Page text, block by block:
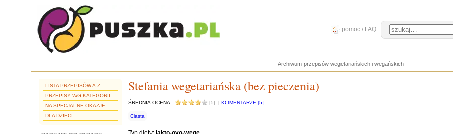
pomoc / FAQ
Archiwum przepisów wegetariańskich i wegańskich
LISTA PRZEPISÓW A-Z
PRZEPISY WG KATEGORII
NA SPECJALNE OKAZJE
DLA DZIECI
Stefania wegetariańska (bez pieczenia)
ŚREDNIA OCENA: [5] | KOMENTARZE [5]
Ciasta